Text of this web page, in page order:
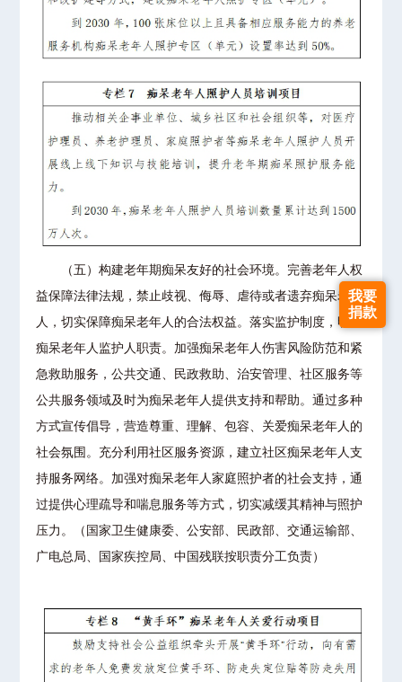
（五）构建老年期痴呆友好的社会环境。完善老年人权
益保障法律法规，禁止歧视、侮辱、虐待或者遗弃痴呆老年
人，切实保障痴呆老年人的合法权益。落实监护制度，明确
痴呆老年人监护人职责。加强痴呆老年人伤害风险防范和紧
急救助服务，公共交通、民政救助、治安管理、社区服务等
公共服务领域及时为痴呆老年人提供支持和帮助。通过多种
方式宣传倡导，营造尊重、理解、包容、关爱痴呆老年人的
社会氛围。充分利用社区服务资源，建立社区痴呆老年人支
持服务网络。加强对痴呆老年人家庭照护者的社会支持，通
过提供心理疏导和喘息服务等方式，切实减缓其精神与照护
压力。（国家卫生健康委、公安部、民政部、交通运输部、
广电总局、国家疾控局、中国残联按职责分工负责）
我要
捐款